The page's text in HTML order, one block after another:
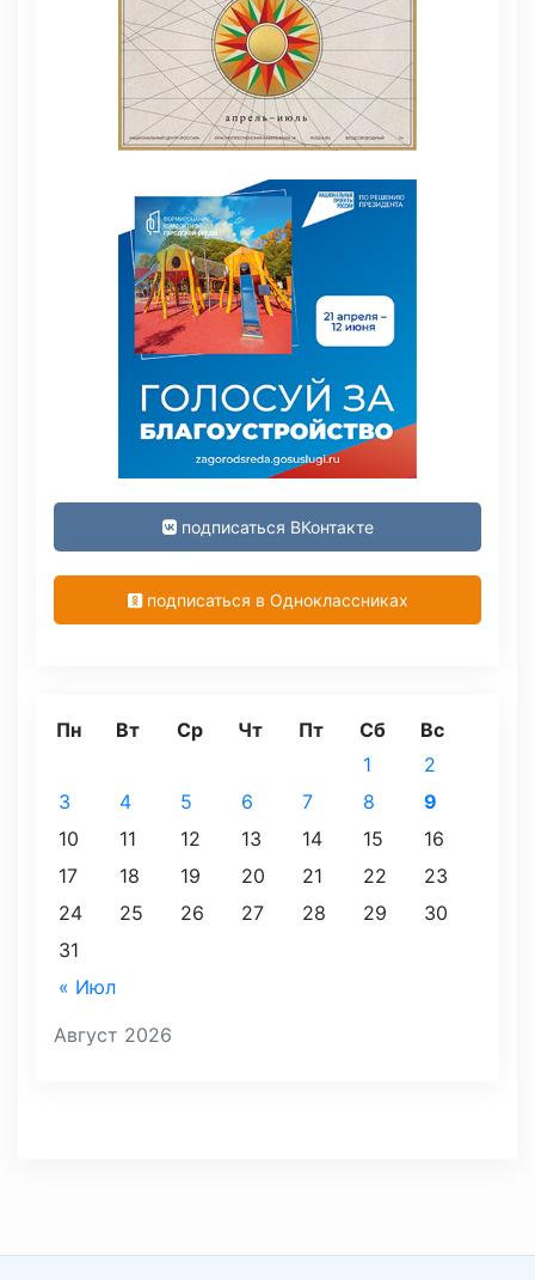
подписаться ВКонтакте
подписаться в Одноклассниках
Август 2026
Пн Вт Ср Чт Пт Сб Вс
« Июл
1
2
3
4 5 6 7 8
9
10
11 12 13 14 15
16
17
18 19 20 21 22
23
24
25 26 27 28 29
30
31